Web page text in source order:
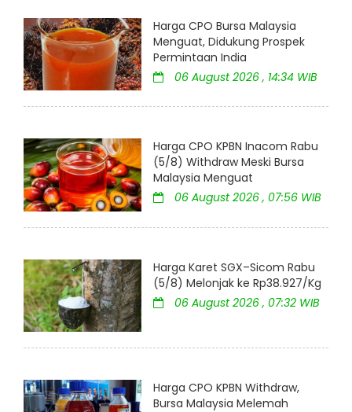
Harga CPO Bursa Malaysia
Menguat, Didukung Prospek
Permintaan India
06 August 2026 , 14:34 WIB
Harga CPO KPBN Inacom Rabu
(5/8) Withdraw Meski Bursa
Malaysia Menguat
06 August 2026 , 07:56 WIB
Harga Karet SGX–Sicom Rabu
(5/8) Melonjak ke Rp38.927/Kg
06 August 2026 , 07:32 WIB
Harga CPO KPBN Withdraw,
Bursa Malaysia Melemah